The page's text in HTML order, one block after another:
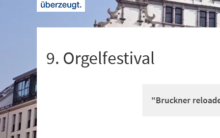
9. Orgelfestival
"Bruckner